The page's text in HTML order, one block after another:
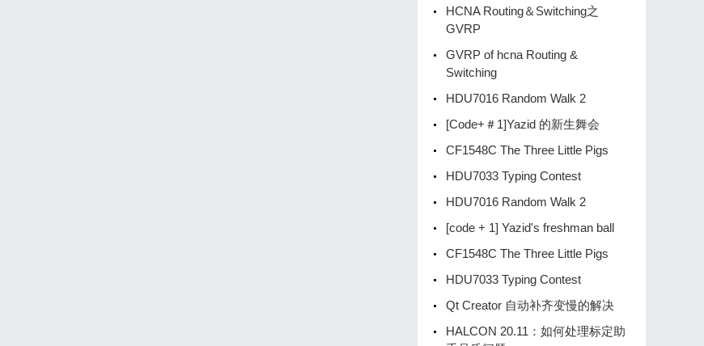
HCNA Routing＆Switching之
GVRP
GVRP of hcna Routing &
Switching
HDU7016 Random Walk 2
[Code+＃1]Yazid 的新生舞会
CF1548C The Three Little Pigs
HDU7033 Typing Contest
HDU7016 Random Walk 2
[code + 1] Yazid's freshman ball
CF1548C The Three Little Pigs
HDU7033 Typing Contest
Qt Creator 自动补齐变慢的解决
HALCON 20.11：如何处理标定助